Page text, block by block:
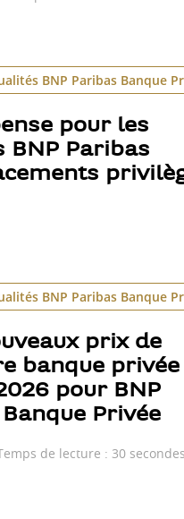
BNP Paribas Banque
pour les
BNP Paribas
BNP Paribas Banque
prix de
banque privée
pour BNP
Privée
de lecture : 30 secondes